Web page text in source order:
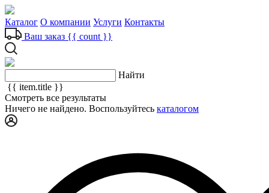
Каталог О компании Услуги Контакты
Ваш заказ {{ count }}
Найти
{{ item.title }}
Смотреть все результаты
Ничего не найдено. Воспользуйтесь каталогом